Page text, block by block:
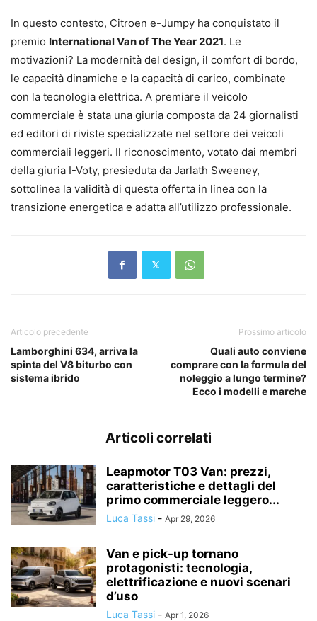
In questo contesto, Citroen e-Jumpy ha conquistato il
premio International Van of The Year 2021. Le
motivazioni? La modernità del design, il comfort di bordo,
le capacità dinamiche e la capacità di carico, combinate
con la tecnologia elettrica. A premiare il veicolo
commerciale è stata una giuria composta da 24 giornalisti
ed editori di riviste specializzate nel settore dei veicoli
commerciali leggeri. Il riconoscimento, votato dai membri
della giuria I-Voty, presieduta da Jarlath Sweeney,
sottolinea la validità di questa offerta in linea con la
transizione energetica e adatta all’utilizzo professionale.
Articolo precedente
Lamborghini 634, arriva la
spinta del V8 biturbo con
sistema ibrido
Prossimo articolo
Quali auto conviene
comprare con la formula del
noleggio a lungo termine?
Ecco i modelli e marche
Articoli correlati
Leapmotor T03 Van: prezzi,
caratteristiche e dettagli del
primo commerciale leggero...
Luca Tassi - Apr 29, 2026
Van e pick-up tornano
protagonisti: tecnologia,
elettrificazione e nuovi scenari
d’uso
Luca Tassi - Apr 1, 2026